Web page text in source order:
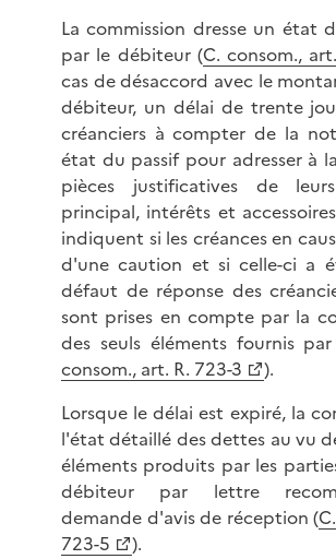
La commission dresse un état
par le débiteur (C. consom.,
cas de désaccord avec le
débiteur, un délai de trente
créanciers à compter de la
état du passif pour adresser à
pièces justificatives de
principal, intérêts et
indiquent si les créances en
d'une caution et si celle-ci a
défaut de réponse des
sont prises en compte par la
des seuls éléments fournis
consom., art. R. 723-3
).
Lorsque le délai est expiré, la
l'état détaillé des dettes au vu
éléments produits par les
débiteur par lettre
demande d'avis de réception (
723-5
).